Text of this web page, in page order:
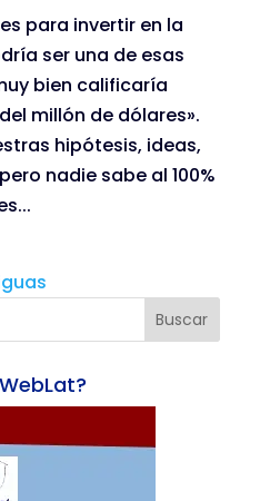
para invertir en la
ser una de esas
bien calificaría
millón de dólares».
hipótesis, ideas,
nadie sabe al 100%
Buscar